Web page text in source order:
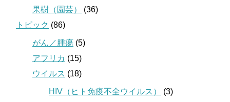
果樹（園芸）
(36)
トピック (86)
がん／腫瘍 (5)
アフリカ (15)
ウイルス (18)
HIV（ヒト免疫不全ウイルス）
(3)